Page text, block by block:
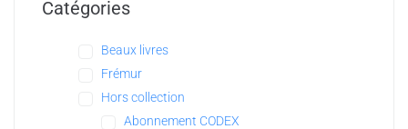
Catégories
Beaux livres
Frémur
Hors collection
Abonnement CODEX